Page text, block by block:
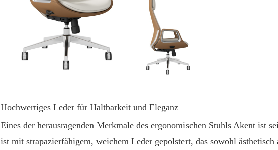
Hochwertiges Leder für Haltbarkeit und Eleganz
Eines der herausragenden Merkmale des ergonomischen Stuhls Akent ist
ist mit strapazierfähigem, weichem Leder gepolstert, das sowohl